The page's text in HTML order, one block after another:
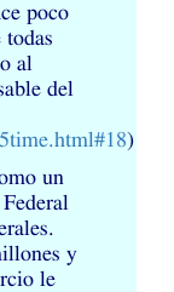
poco
todas
al
del
)
un
y
le